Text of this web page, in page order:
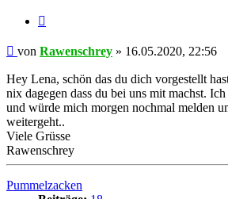
Beitrag
von Rawenschrey » 16.05.2020, 22:56
Hey Lena, schön das du dich vorgestellt
nix dagegen dass du bei uns mit machst.
und würde mich morgen nochmal melden
weitergeht..
Viele Grüsse
Rawenschrey
Nach
oben
Pummelzacken